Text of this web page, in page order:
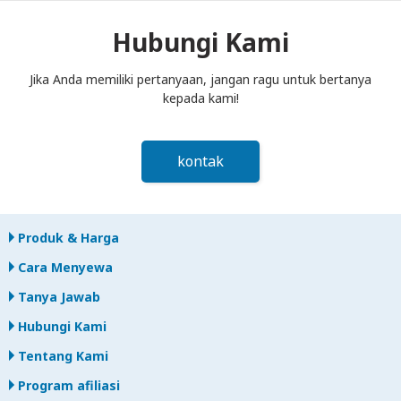
setelah akhir periode sewa. Jika Anda terlambat
mengembalikan, Anda akan dikenakan biaya.
Hubungi Kami
Jika Anda memiliki pertanyaan, jangan ragu untuk bertanya
kepada kami!
kontak
Produk & Harga
Cara Menyewa
Tanya Jawab
Hubungi Kami
Tentang Kami
Program afiliasi